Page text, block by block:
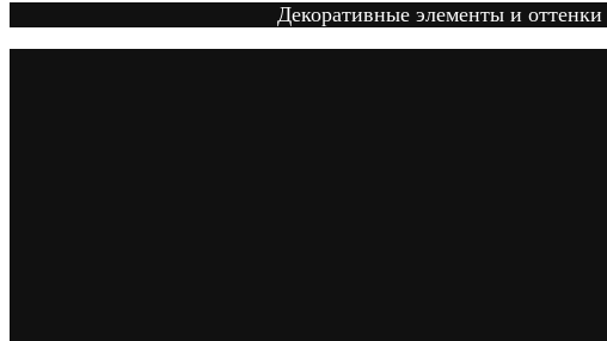
Декоративные элементы и оттенки